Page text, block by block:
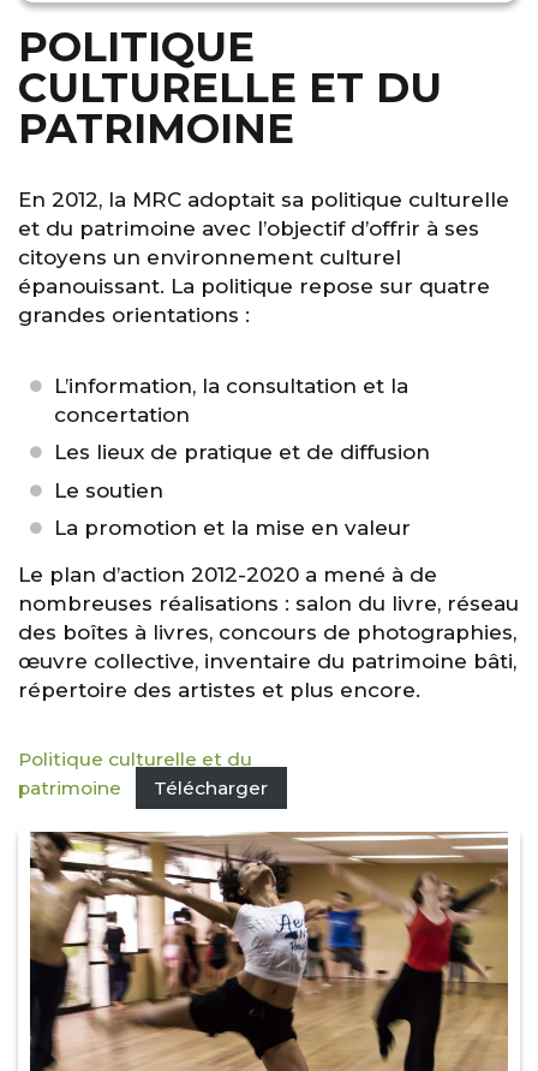
POLITIQUE
CULTURELLE ET DU
PATRIMOINE
En 2012, la MRC adoptait sa politique culturelle
et du patrimoine avec l’objectif d’offrir à ses
citoyens un environnement culturel
épanouissant. La politique repose sur quatre
grandes orientations :
L’information, la consultation et la
concertation
Les lieux de pratique et de diffusion
Le soutien
La promotion et la mise en valeur
Le plan d’action 2012-2020 a mené à de
nombreuses réalisations : salon du livre, réseau
des boîtes à livres, concours de photographies,
œuvre collective, inventaire du patrimoine bâti,
répertoire des artistes et plus encore.
Politique culturelle et du
patrimoine
Télécharger